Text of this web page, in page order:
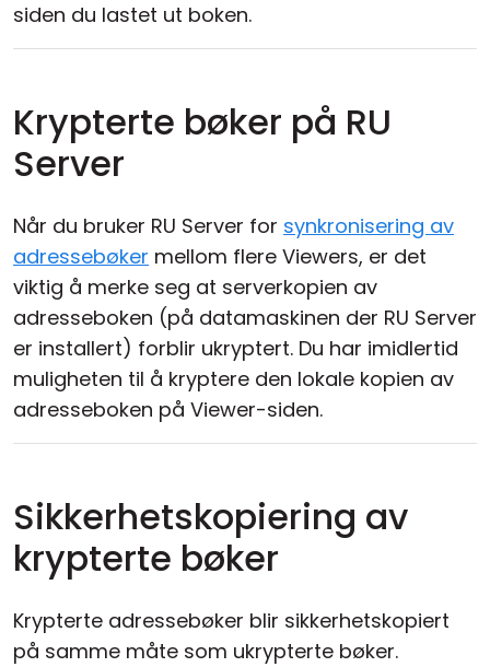
siden du lastet ut boken.
Krypterte bøker på RU
Server
Når du bruker RU Server for synkronisering av
adressebøker mellom flere Viewers, er det
viktig å merke seg at serverkopien av
adresseboken (på datamaskinen der RU Server
er installert) forblir ukryptert. Du har imidlertid
muligheten til å kryptere den lokale kopien av
adresseboken på Viewer-siden.
Sikkerhetskopiering av
krypterte bøker
Krypterte adressebøker blir sikkerhetskopiert
på samme måte som ukrypterte bøker.